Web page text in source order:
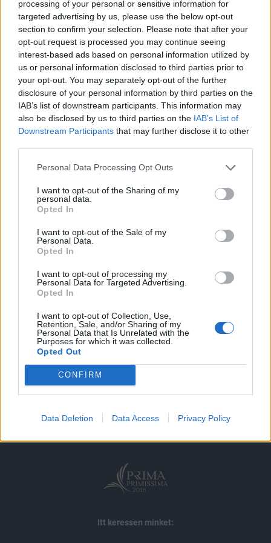
processing of your personal or sensitive information for
targeted advertising by us, please use the below opt-out
section to confirm your selection. Please note that after your
opt-out request is processed you may continue seeing
interest-based ads based on personal information utilized by
us or personal information disclosed to third parties prior to
your opt-out. You may separately opt-out of the further
disclosure of your personal information by third parties on the
IAB’s list of downstream participants. This information may
also be disclosed by us to third parties on the IAB’s List of
Downstream Participants that may further disclose it to other
Personal Data Processing Opt Outs
I want to opt-out of the Sharing of my
personal data.
Opted In
I want to opt-out of the Sale of my
Personal Data.
Opted In
I want to opt-out of processing my
Personal Data for Targeted Advertising.
Opted In
I want to opt-out of Collection, Use,
Retention, Sale, and/or Sharing of my
Personal Data that Is Unrelated with the
Purposes for which it was collected.
Opted Out
CONFIRM
Data Deletion Data Access Privacy Policy
vállalata, Európa szerte több, mint 5 millió ember ellátását
biztosítja automatáin keresztül. A Selecta Magyarország új
székhelyéül a 7400 nm-es BFI irodaházat választotta, Dél-
Budán, a Fehérvári úton, 5 percre...
KEDVES OLVASÓNK!
A keresett cikk a portfolio.hu hírarchívumához
tartozik, melynek olvasása előfizetéses
regisztrációhoz kötött.
Az előfizetés a következőket tartalmazza:
Kötéslisták: BÉT elmúlt 2 év napon belüli
kötéslistái
Előfizetés
MÁR ELŐFIZETŐNK VAGY?BEJELENTKEZÉS
impresszum
jogi nyilatkozat
süti beállítások
adatvédelem
szerzői jogok médiaajánlat
karrier
Itt keressen minket: